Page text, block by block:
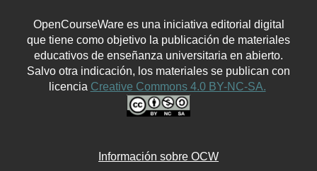
OpenCourseWare es una iniciativa editorial digital
que tiene como objetivo la publicación de materiales
educativos de enseñanza universitaria en abierto.
Salvo otra indicación, los materiales se publican con
licencia Creative Commons 4.0 BY-NC-SA.
Información sobre OCW